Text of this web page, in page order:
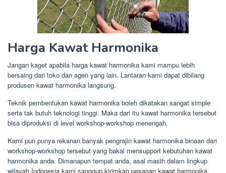
Harga Kawat Harmonika
Jangan kaget apabila harga kawat harmonika kami mampu lebih
bersaing dari toko dan agen yang lain. Lantaran kami dapat dibilang
produsen kawat harmonika langsung.
Teknik pembentukan kawat harmonika boleh dikatakan sangat simple
serta tak butuh teknologi tinggi. Maka dari itu kawat harmonika tersebut
bisa diproduksi di level workshop-workshop menengah.
Kami pun punya rekanan banyak pengrajin kawat harmonika binaan dari
workshop-workshop tersebut yang bakal mensupport kebutuhan kawat
harmonika anda. Dimanapun tempat anda, asal masih dalam lingkup
wilayah Indonesia kami sanggup kirimkan pesanan kawat harmonika